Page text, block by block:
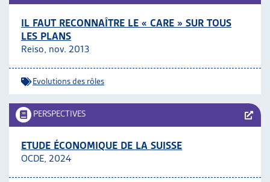
IL FAUT RECONNAÎTRE LE « CARE » SUR TOUS
LES PLANS
Reiso, nov. 2013
Evolutions des rôles
PERSPECTIVES
ETUDE ÉCONOMIQUE DE LA SUISSE
OCDE, 2024